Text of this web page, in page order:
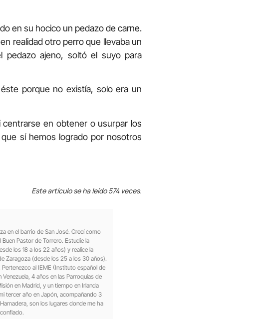
en su hocico un pedazo de carne.
realidad otro perro que llevaba un
pedazo ajeno, soltó el suyo para
porque no existía, solo era un
centrarse en obtener o usurpar los
sí hemos logrado por nosotros
Este artículo se ha leído 574 veces.
en el barrio de San José. Crecí como
Pastor de Torrero. Estudie la
los 18 a los 22 años) y realice la
Zaragoza (desde los 25 a los 30 años).
al IEME (Instituto español de
4 años en las Parroquias de
en Madrid, y un tiempo en Irlanda
tercer año en Japón, acompañando 3
son los lugares donde me ha